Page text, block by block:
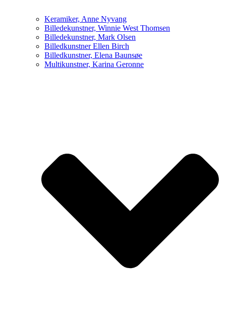
Keramiker, Anne Nyvang
Billedekunstner, Winnie West Thomsen
Billedekunstner, Mark Olsen
Billedkunstner Ellen Birch
Billedkunstner, Elena Baunsøe
Multikunstner, Karina Geronne